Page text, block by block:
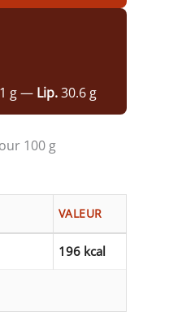
g — Lip.30.6 g
100 g
VALEUR
196 kcal